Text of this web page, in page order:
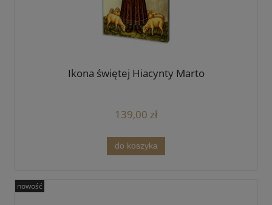
Ikona świętej Hiacynty Marto
139,00 zł
do koszyka
nowość